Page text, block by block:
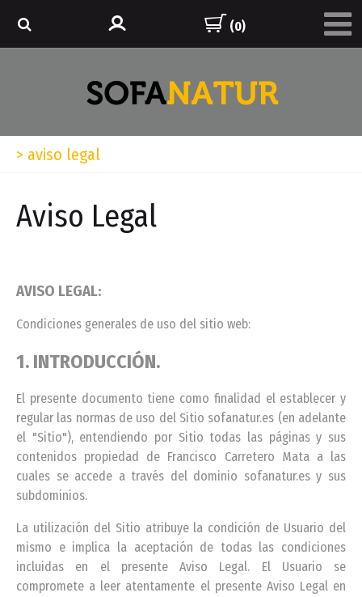
(0)
> aviso legal
Aviso Legal
AVISO LEGAL:
Condiciones generales de uso del sitio web:
1. INTRODUCCIÓN.
El presente documento tiene como finalidad el establecer y
regular las normas de uso del Sitio sofanatur.es (en adelante
el "Sitio"), entendiendo por Sitio todas las páginas y sus
contenidos propiedad de Francisco Carretero Mata a las
cuales se accede a través del dominio sofanatur.es y sus
subdominios.
La utilización del Sitio atribuye la condición de Usuario del
mismo e implica la aceptación de todas las condiciones
incluidas en el presente Aviso Legal. El Usuario se
compromete a leer atentamente el presente Aviso Legal en